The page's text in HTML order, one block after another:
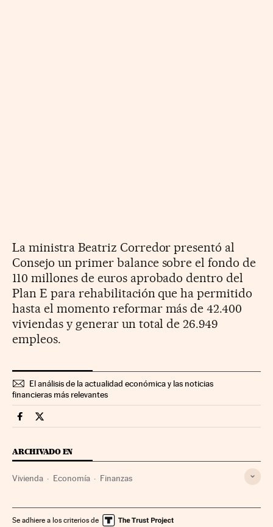
La ministra Beatriz Corredor presentó al
Consejo un primer balance sobre el fondo de
110 millones de euros aprobado dentro del
Plan E para rehabilitación que ha permitido
hasta el momento reformar más de 42.400
viviendas y generar un total de 26.949
empleos.
El análisis de la actualidad económica y las noticias
financieras más relevantes
Economia Cinco Días en Facebook
Economia Cinco Días en Twitter
ARCHIVADO EN
Vivienda Economía Finanzas
Se adhiere a los criterios de